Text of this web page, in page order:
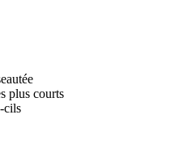
plus courts
cils